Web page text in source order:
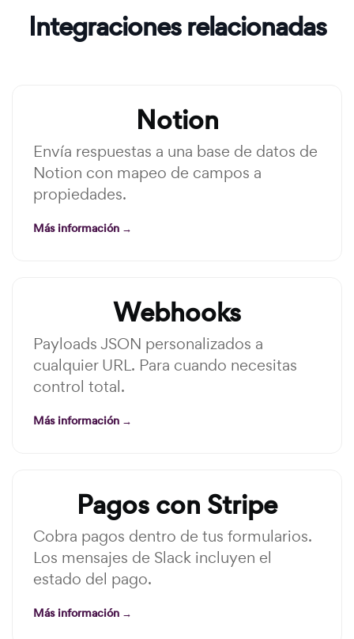
Integraciones relacionadas
Notion
Envía respuestas a una base de datos de
Notion con mapeo de campos a
propiedades.
Más información →
Webhooks
Payloads JSON personalizados a
cualquier URL. Para cuando necesitas
control total.
Más información →
Pagos con Stripe
Cobra pagos dentro de tus formularios.
Los mensajes de Slack incluyen el
estado del pago.
Más información →